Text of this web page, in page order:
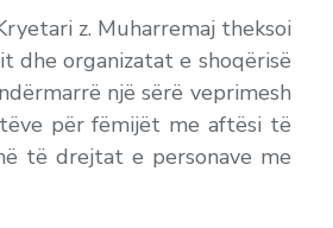
z. Muharremaj theksoi
dhe organizatat e shoqërisë
një sërë veprimesh
për fëmijët me aftësi të
të drejtat e personave me